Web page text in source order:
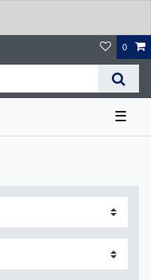
0
☰